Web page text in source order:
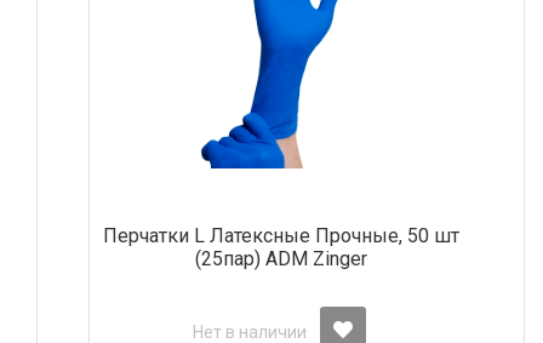
Перчатки L Латексные Прочные, 50 шт
(25пар) АDM Zinger
Нет в наличии